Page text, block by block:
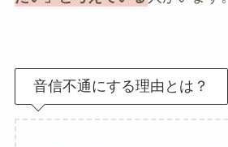
音信不通にする理由とは？